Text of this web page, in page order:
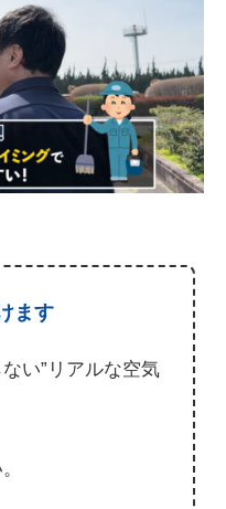
ます
い”リアルな空気